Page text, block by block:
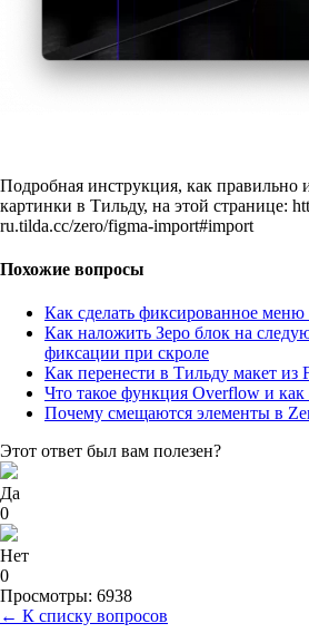
Подробная инструкция, как правильно
картинки в Тильду, на этой странице:
ru.tilda.cc/zero/figma-import#import
Похожие вопросы
Как сделать фиксированное
Как наложить Зеро блок на
фиксации при скроле
Как перенести в Тильду макет из
Что такое функция Overflow и как
Почему смещаются элементы в
Этот ответ был вам полезен?
Да
0
Нет
0
Просмотры: 6938
← К списку вопросов